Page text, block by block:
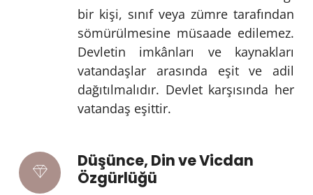
bir kişi, sınıf veya zümre tarafından
sömürülmesine müsaade edilemez.
Devletin imkânları ve kaynakları
vatandaşlar arasında eşit ve adil
dağıtılmalıdır. Devlet karşısında her
vatandaş eşittir.
Düşünce, Din ve Vicdan
Özgürlüğü